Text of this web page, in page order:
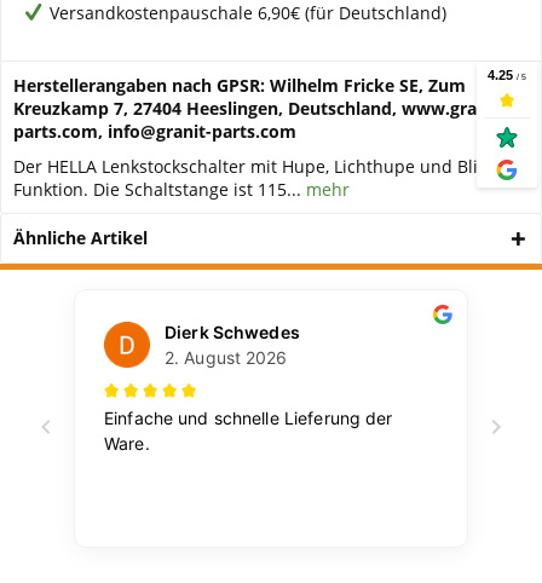
Versandkostenpauschale 6,90€ (für Deutschland)
Herstellerangaben nach GPSR: Wilhelm Fricke SE, Zum
Kreuzkamp 7, 27404 Heeslingen, Deutschland, www.granit-
parts.com, info@granit-parts.com
Der HELLA Lenkstockschalter mit Hupe, Lichthupe und Blinker-
Funktion. Die Schaltstange ist 115... mehr
Ähnliche Artikel